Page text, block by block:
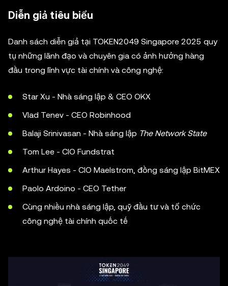
Diễn giả tiêu biểu
Danh sách diễn giả tại TOKEN2049 Singapore 2025 quy
tụ những lãnh đạo và chuyên gia có ảnh hưởng hàng
đầu trong lĩnh vực tài chính và công nghệ:
Star Xu - Nhà sáng lập & CEO OKX
Vlad Tenev - CEO Robinhood
Balaji Srinivasan - Nhà sáng lập The Network State
Tom Lee - CIO Fundstrat
Arthur Hayes - CIO Maelstrom, đồng sáng lập BitMEX
Paolo Ardoino - CEO Tether
Cùng nhiều nhà sáng lập, quỹ đầu tư và tổ chức
công nghệ tài chính quốc tế